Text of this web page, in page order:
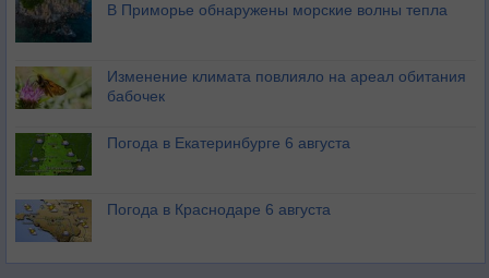
В Приморье обнаружены морские волны тепла
Изменение климата повлияло на ареал обитания
бабочек
Погода в Екатеринбурге 6 августа
Погода в Краснодаре 6 августа